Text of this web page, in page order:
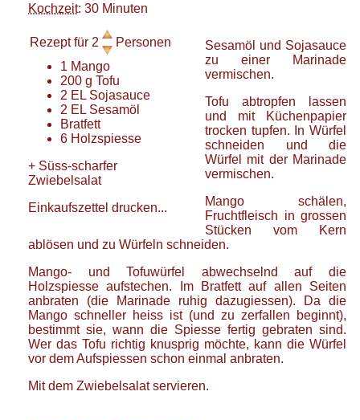
Kochzeit: 30 Minuten
Rezept für 2
Personen
1 Mango
200 g Tofu
2 EL Sojasauce
2 EL Sesamöl
Bratfett
6 Holzspiesse
+ Süss-scharfer
Zwiebelsalat
Einkaufszettel drucken...
Sesamöl und Sojasauce
zu einer Marinade
vermischen.
Tofu abtropfen lassen
und mit Küchenpapier
trocken tupfen. In Würfel
schneiden und die
Würfel mit der Marinade
vermischen.
Mango schälen,
Fruchtfleisch in grossen
Stücken vom Kern
ablösen und zu Würfeln schneiden.
Mango- und Tofuwürfel abwechselnd auf die
Holzspiesse aufstechen. Im Bratfett auf allen Seiten
anbraten (die Marinade ruhig dazugiessen). Da die
Mango schneller heiss ist (und zu zerfallen beginnt),
bestimmt sie, wann die Spiesse fertig gebraten sind.
Wer das Tofu richtig knusprig möchte, kann die Würfel
vor dem Aufspiessen schon einmal anbraten.
Mit dem Zwiebelsalat servieren.